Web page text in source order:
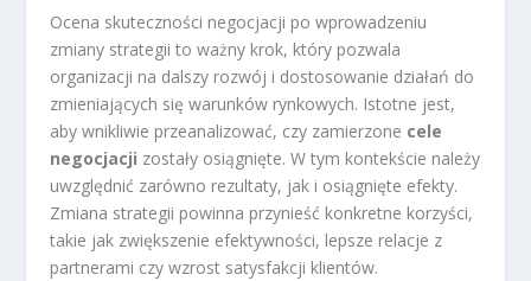
Ocena skuteczności negocjacji po wprowadzeniu
zmiany strategii to ważny krok, który pozwala
organizacji na dalszy rozwój i dostosowanie działań do
zmieniających się warunków rynkowych. Istotne jest,
aby wnikliwie przeanalizować, czy zamierzone cele
negocjacji zostały osiągnięte. W tym kontekście należy
uwzględnić zarówno rezultaty, jak i osiągnięte efekty.
Zmiana strategii powinna przynieść konkretne korzyści,
takie jak zwiększenie efektywności, lepsze relacje z
partnerami czy wzrost satysfakcji klientów.